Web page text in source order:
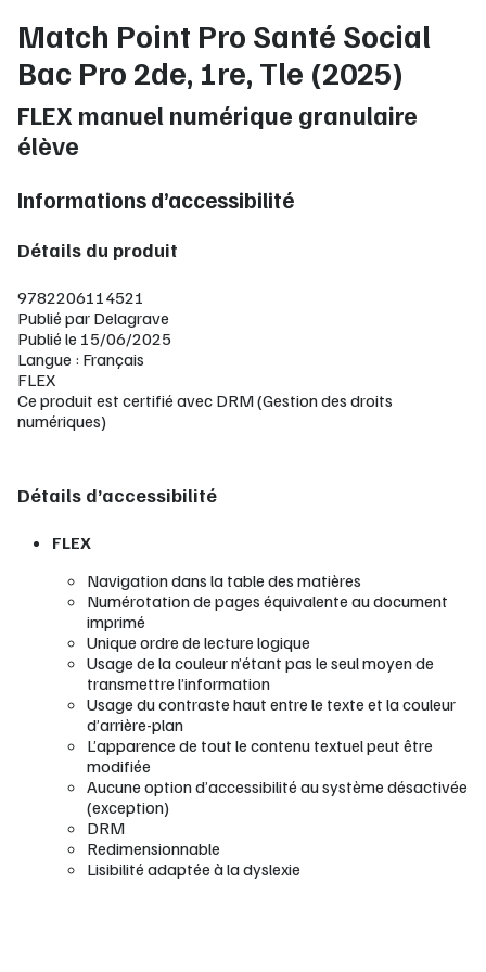
Match Point Pro Santé Social
Bac Pro 2de, 1re, Tle (2025)
FLEX manuel numérique granulaire
élève
Informations d’accessibilité
Détails du produit
9782206114521
Publié par Delagrave
Publié le 15/06/2025
Langue : Français
FLEX
Ce produit est certifié avec DRM (Gestion des droits
numériques)
Détails d’accessibilité
FLEX
Navigation dans la table des matières
Numérotation de pages équivalente au document
imprimé
Unique ordre de lecture logique
Usage de la couleur n’étant pas le seul moyen de
transmettre l’information
Usage du contraste haut entre le texte et la couleur
d’arrière-plan
L’apparence de tout le contenu textuel peut être
modifiée
Aucune option d’accessibilité au système désactivée
(exception)
DRM
Redimensionnable
Lisibilité adaptée à la dyslexie